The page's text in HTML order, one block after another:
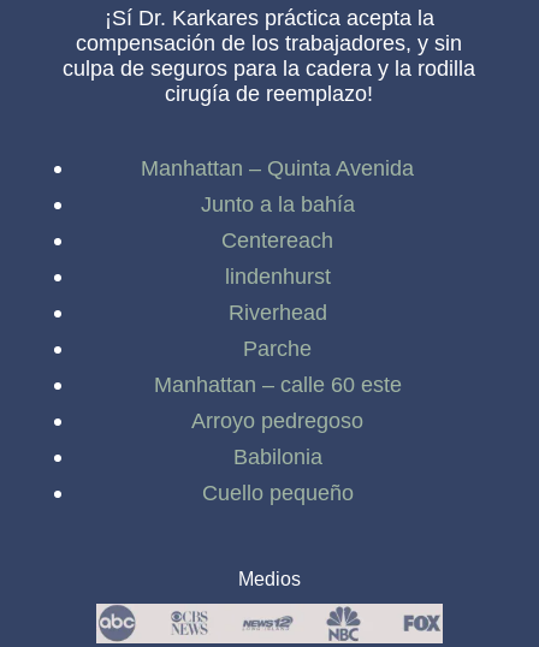
¡Sí Dr. Karkares práctica acepta la
compensación de los trabajadores, y sin
culpa de seguros para la cadera y la rodilla
cirugía de reemplazo!
Manhattan – Quinta Avenida
Junto a la bahía
Centereach
lindenhurst
Riverhead
Parche
Manhattan – calle 60 este
Arroyo pedregoso
Babilonia
Cuello pequeño
Medios